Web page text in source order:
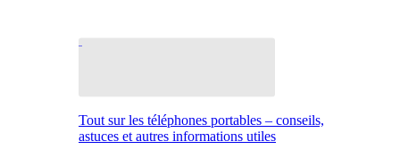
Tout sur les téléphones portables – conseils,
astuces et autres informations utiles